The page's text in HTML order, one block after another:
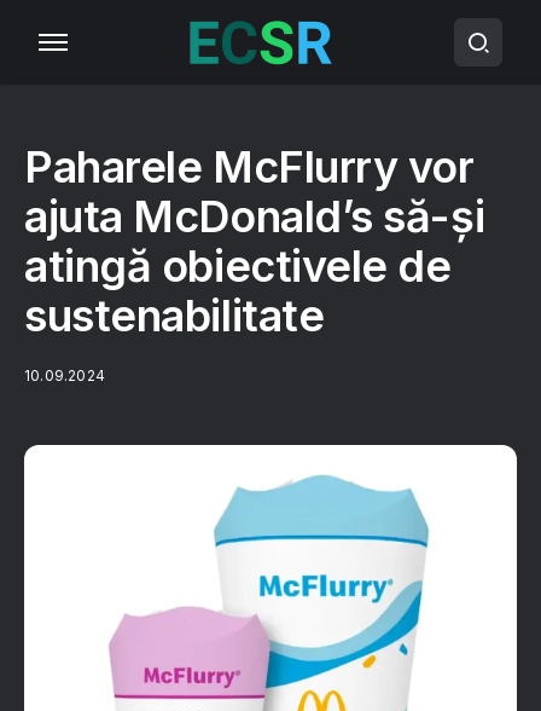
Paharele McFlurry vor
ajuta McDonald’s să-și
atingă obiectivele de
sustenabilitate
10.09.2024